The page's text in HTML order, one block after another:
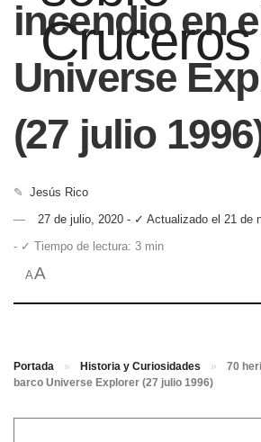
incendio en
Universe
(27 julio
✎ Jesús Rico
27 de julio, 2020 - ✓ Actualizado el 21 de
- ✓ Tiempo de lectura: 3 min
AA
Portada » Historia y Curiosidades »
70
barco Universe Explorer (27 julio 1996)